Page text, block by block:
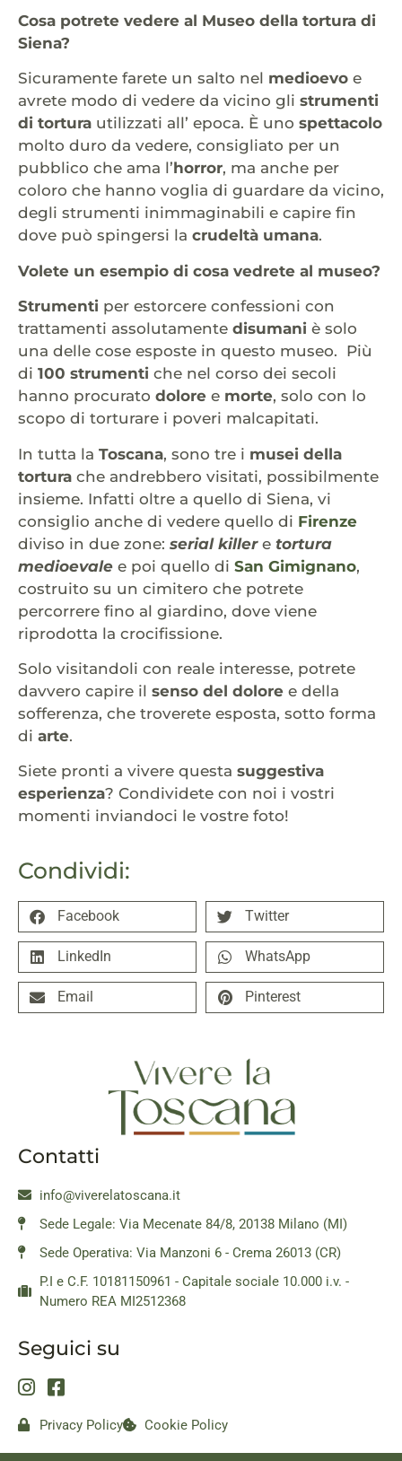
Condividi:
Facebook Twitter
LinkedIn WhatsApp
Email Pinterest
Cosa potrete vedere al Museo della tortura di
Siena?
Sicuramente farete un salto nel medioevo e
avrete modo di vedere da vicino gli strumenti
di tortura utilizzati all’ epoca. È uno spettacolo
molto duro da vedere, consigliato per un
pubblico che ama l’horror, ma anche per
coloro che hanno voglia di guardare da vicino,
degli strumenti inimmaginabili e capire fin
dove può spingersi la crudeltà umana.
Volete un esempio di cosa vedrete al museo?
Strumenti per estorcere confessioni con
trattamenti assolutamente disumani è solo
una delle cose esposte in questo museo. Più
di 100 strumenti che nel corso dei secoli
hanno procurato dolore e morte, solo con lo
scopo di torturare i poveri malcapitati.
In tutta la Toscana, sono tre i musei della
tortura che andrebbero visitati, possibilmente
insieme. Infatti oltre a quello di Siena, vi
consiglio anche di vedere quello di Firenze
diviso in due zone: serial killer e tortura
medioevale e poi quello di San Gimignano,
costruito su un cimitero che potrete
percorrere fino al giardino, dove viene
riprodotta la crocifissione.
Solo visitandoli con reale interesse, potrete
davvero capire il senso del dolore e della
sofferenza, che troverete esposta, sotto forma
di arte.
Siete pronti a vivere questa suggestiva
esperienza? Condividete con noi i vostri
momenti inviandoci le vostre foto!
Contatti
info@viverelatoscana.it
Sede Legale: Via Mecenate 84/8, 20138 Milano (MI)
Sede Operativa: Via Manzoni 6 - Crema 26013 (CR)
P.I e C.F. 10181150961 - Capitale sociale 10.000 i.v. -
Numero REA MI2512368
Seguici su
Privacy Policy Cookie Policy